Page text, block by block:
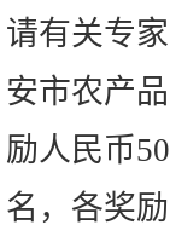
请有关专
安市农产
励人民币
名，各奖